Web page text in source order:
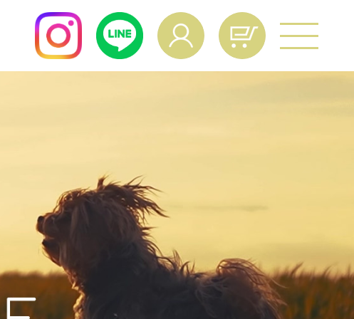
Mypage Operation
Manual
マイページ操作マニュアル
Calculation 給与量計算